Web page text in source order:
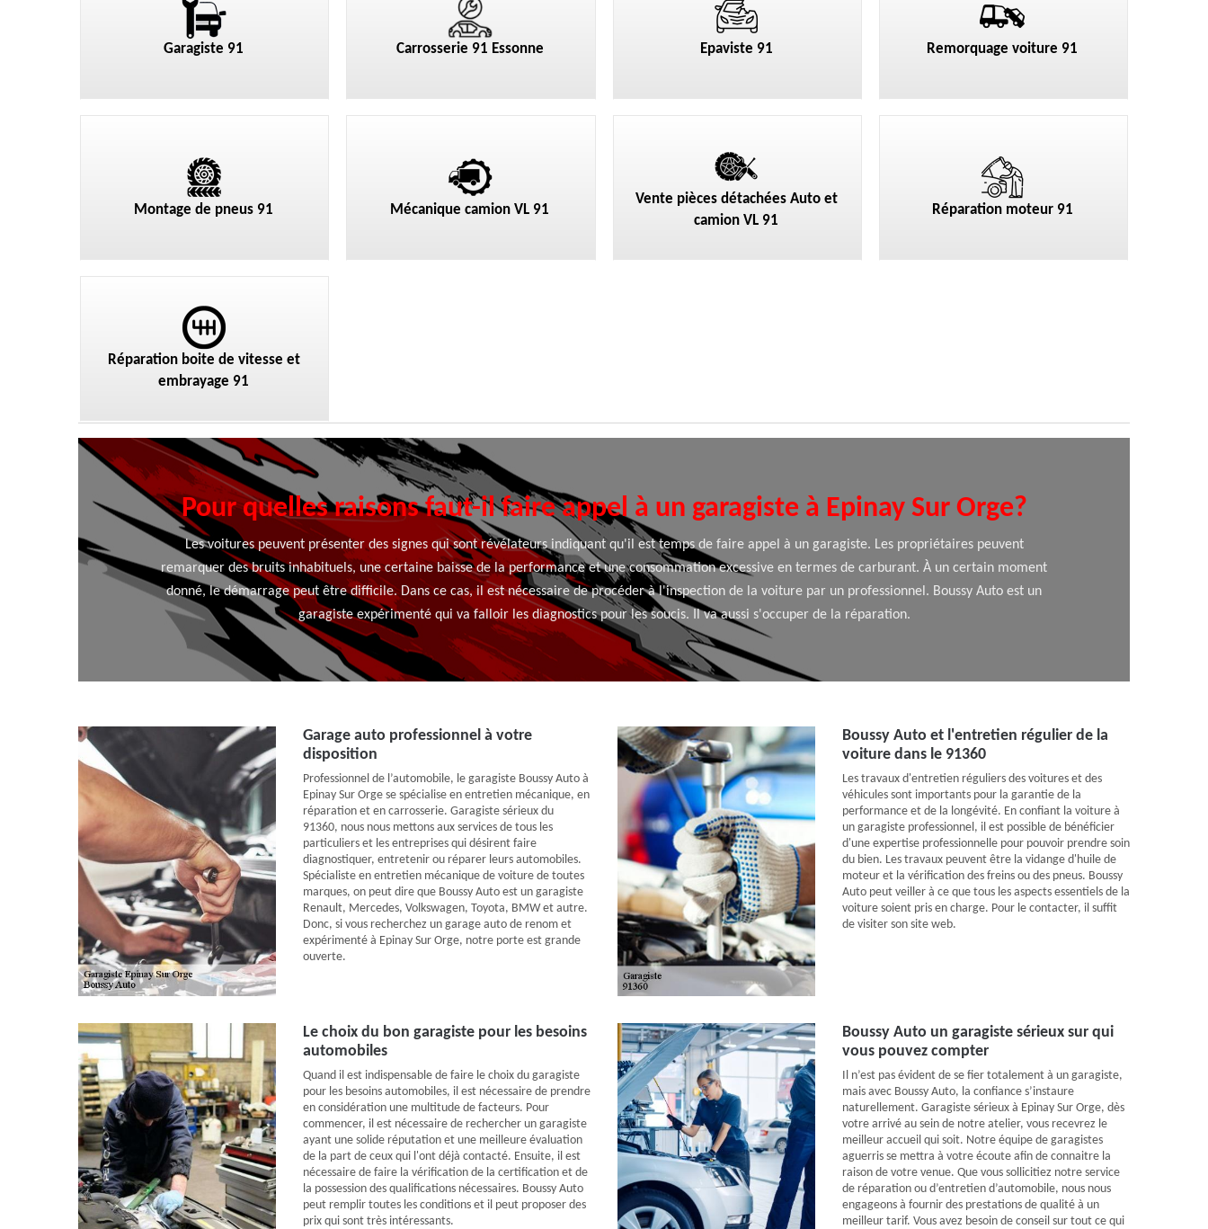
Garagiste 91 Carrosserie 91 Essonne Epaviste 91 Remorquage voiture 91
Montage de pneus 91 Mécanique camion VL 91
Vente pièces détachées Auto et
camion VL 91
Réparation moteur 91
Réparation boite de vitesse et
embrayage 91
Pour quelles raisons faut-il faire appel à un garagiste à Epinay Sur Orge?
Les voitures peuvent présenter des signes qui sont révélateurs indiquant qu'il est temps de faire appel à un garagiste. Les propriétaires peuvent
remarquer des bruits inhabituels, une certaine baisse de la performance et une consommation excessive en termes de carburant. À un certain moment
donné, le démarrage peut être difficile. Dans ce cas, il est nécessaire de procéder à l'inspection de la voiture par un professionnel. Boussy Auto est un
garagiste expérimenté qui va falloir les diagnostics pour les soucis. Il va aussi s'occuper de la réparation.
Garage auto professionnel à votre
disposition
Professionnel de l’automobile, le garagiste Boussy Auto à
Epinay Sur Orge se spécialise en entretien mécanique, en
réparation et en carrosserie. Garagiste sérieux du
91360, nous nous mettons aux services de tous les
particuliers et les entreprises qui désirent faire
diagnostiquer, entretenir ou réparer leurs automobiles.
Spécialiste en entretien mécanique de voiture de toutes
marques, on peut dire que Boussy Auto est un garagiste
Renault, Mercedes, Volkswagen, Toyota, BMW et autre.
Donc, si vous recherchez un garage auto de renom et
expérimenté à Epinay Sur Orge, notre porte est grande
ouverte.
Boussy Auto et l'entretien régulier de la
voiture dans le 91360
Les travaux d'entretien réguliers des voitures et des
véhicules sont importants pour la garantie de la
performance et de la longévité. En confiant la voiture à
un garagiste professionnel, il est possible de bénéficier
d'une expertise professionnelle pour pouvoir prendre soin
du bien. Les travaux peuvent être la vidange d'huile de
moteur et la vérification des freins ou des pneus. Boussy
Auto peut veiller à ce que tous les aspects essentiels de la
voiture soient pris en charge. Pour le contacter, il suffit
de visiter son site web.
Le choix du bon garagiste pour les besoins
automobiles
Quand il est indispensable de faire le choix du garagiste
pour les besoins automobiles, il est nécessaire de prendre
en considération une multitude de facteurs. Pour
commencer, il est nécessaire de rechercher un garagiste
ayant une solide réputation et une meilleure évaluation
de la part de ceux qui l'ont déjà contacté. Ensuite, il est
nécessaire de faire la vérification de la certification et de
la possession des qualifications nécessaires. Boussy Auto
peut remplir toutes les conditions et il peut proposer des
prix qui sont très intéressants.
Boussy Auto un garagiste sérieux sur qui
vous pouvez compter
Il n’est pas évident de se fier totalement à un garagiste,
mais avec Boussy Auto, la confiance s’instaure
naturellement. Garagiste sérieux à Epinay Sur Orge, dès
votre arrivé au sein de notre atelier, vous recevrez le
meilleur accueil qui soit. Notre équipe de garagistes
aguerris se mettra à votre écoute afin de connaitre la
raison de votre venue. Que vous sollicitiez notre service
de réparation ou d’entretien d’automobile, nous nous
engageons à fournir des prestations de qualité à un
meilleur tarif. Vous avez besoin de conseil sur tout ce qui